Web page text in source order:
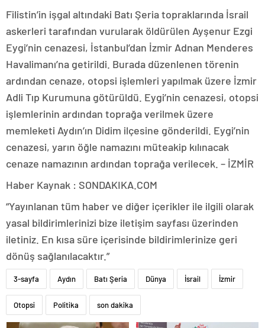
Filistin’in işgal altındaki Batı Şeria topraklarında İsrail
askerleri tarafından vurularak öldürülen Ayşenur Ezgi
Eygi’nin cenazesi, İstanbul’dan İzmir Adnan Menderes
Havalimanı’na getirildi. Burada düzenlenen törenin
ardından cenaze, otopsi işlemleri yapılmak üzere İzmir
Adli Tıp Kurumuna götürüldü. Eygi’nin cenazesi, otopsi
işlemlerinin ardından toprağa verilmek üzere
memleketi Aydın’ın Didim ilçesine gönderildi. Eygi’nin
cenazesi, yarın öğle namazını müteakip kılınacak
cenaze namazının ardından toprağa verilecek. – İZMİR
Haber Kaynak : SONDAKIKA.COM
“Yayınlanan tüm haber ve diğer içerikler ile ilgili olarak
yasal bildirimlerinizi bize iletişim sayfası üzerinden
iletiniz. En kısa süre içerisinde bildirimlerinize geri
dönüş sağlanılacaktır.”
3-sayfa Aydın Batı Şeria Dünya İsrail İzmir
Otopsi Politika son dakika